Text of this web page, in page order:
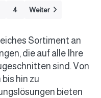
4 Weiter
Sortiment an
die auf alle Ihre
sind. Von
hin zu
bieten